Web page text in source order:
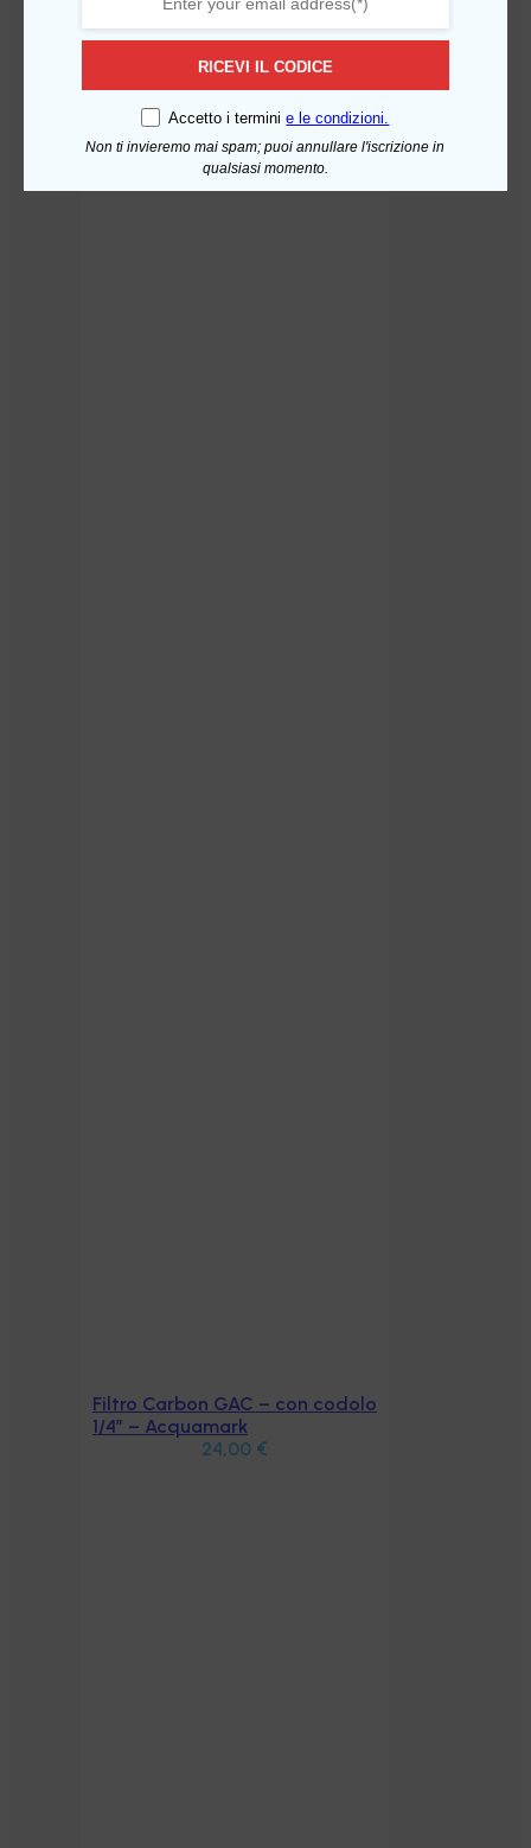
Aggiungi al carrello
Kit Manutenzione Acquamark
Danubio – 12 Mesi
35,88€
Aggiungi al carrello
Filtro Carbon GAC – con codolo
1/4” – Acquamark
24,00 €
RICEVI IL CODICE
Accetto i terminie le condizioni.
Non ti invieremo mai spam; puoi annullare l'iscrizione in
qualsiasi momento.